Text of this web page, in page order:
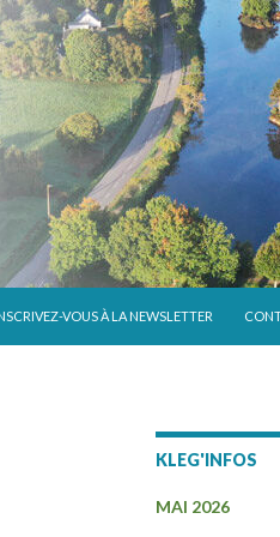
VOUS À LA NEWSLETTER
KLEG'INFOS
MAI 2026